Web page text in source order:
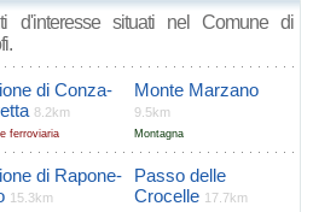
d'interesse situati nel Comune di
di Conza-
8.2km
ferroviaria
Monte Marzano
9.5km
Montagna
di Rapone-
15.3km
Passo delle
Crocelle 17.7km